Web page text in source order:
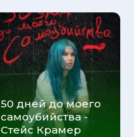
50 дней до моего
самоубийства -
Стейс Крамер